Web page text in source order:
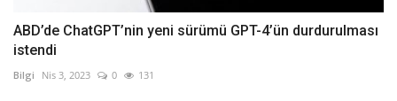
ABD’de ChatGPT’nin yeni sürümü GPT-4’ün durdurulması
istendi
Bilgi Nis 3, 2023 0 131